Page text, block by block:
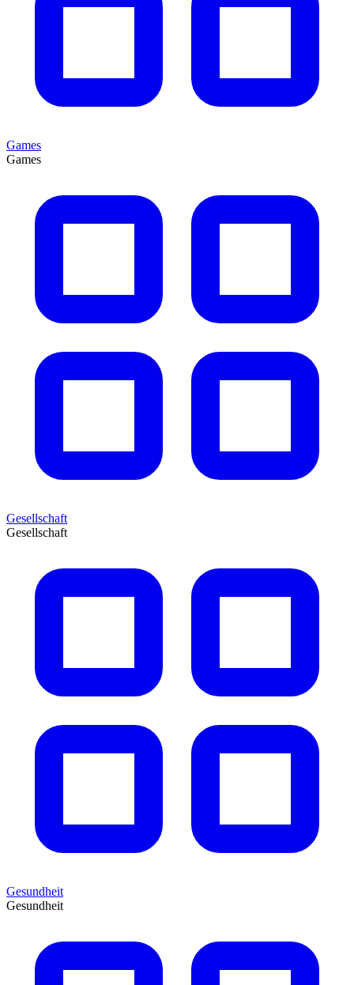
Games
Games
Gesellschaft
Gesellschaft
Gesundheit
Gesundheit